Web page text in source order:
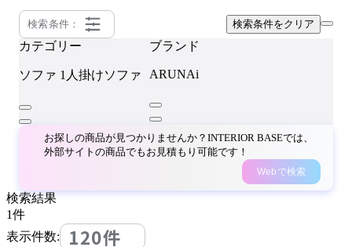
検索条件： 検索条件をクリア
カテゴリー
ソファ 1人掛けソファ
ブランド
ARUNAi
お探しの商品が見つかりませんか？INTERIOR BASEでは、
外部サイトの商品でもお見積もり可能です！
Webで検索
検索結果
1件
表示件数:
120件